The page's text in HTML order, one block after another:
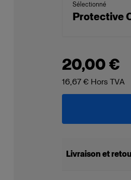
Sélectionné
Protective
20,00 €
16,67 € Hors TVA
Livraison et